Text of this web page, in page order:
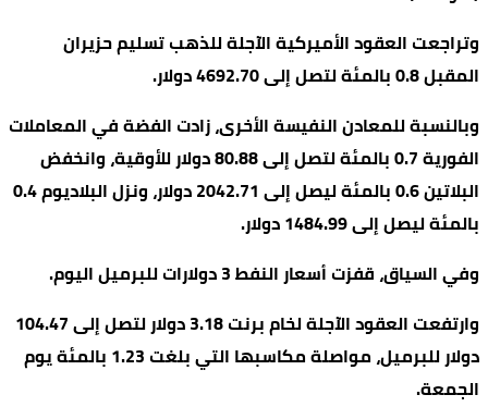
وتراجعت ‌العقود ‌الأميركية ​الآجلة للذهب تسليم حزيران
المقبل 0.8 بالمئة لتصل إلى 4692.70 دولار.
وبالنسبة ​للمعادن النفيسة الأخرى، زادت الفضة في المعاملات
الفورية 0.7 بالمئة لتصل إلى 80.88 دولار للأوقية، وانخفض
البلاتين 0.6 بالمئة ليصل إلى 2042.71 دولار، ونزل البلاديوم 0.4
بالمئة ليصل إلى 1484.99 دولار.
وفي السياق، قفزت أسعار النفط 3 دولارات ⁠للبرميل اليوم.
وارتفعت العقود الآجلة لخام ​برنت 3.18 دولار لتصل إلى 104.47
دولار للبرميل، مواصلة مكاسبها ​التي بلغت 1.23 بالمئة يوم
الجمعة.